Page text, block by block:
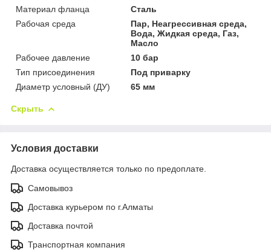
Материал фланца
Сталь
Рабочая среда
Пар, Неагрессивная среда,
Вода, Жидкая среда, Газ,
Масло
Рабочее давление
10 бар
Тип присоединения
Под приварку
Диаметр условный (ДУ)
65 мм
Скрыть
Условия доставки
Доставка осуществляется только по предоплате.
Самовывоз
Доставка курьером по г.Алматы
Доставка почтой
Транспортная компания